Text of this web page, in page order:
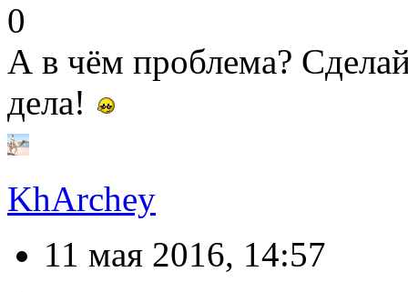
0
А в чём проблема?
дела!
KhArchey
11 мая 2016, 14:57